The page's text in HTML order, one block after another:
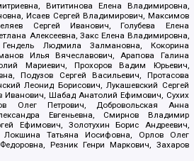
Вититинова Елена Владимировна,
Исаев Сергей Владимирович, Максимов
Сергей Иванович, Голубева Елена
Алексеевна, Закс Елена Владимировна,
Людмила Залмановна, Кокорина
Илья Вячеславович, Арапова Галина
Мариевич, Прохоров Вадим Юрьевич,
Подузов Сергей Васильевич, Протасова
Леонид Борисович, Лукашевский Сергей
Иванович, Шабад Анатолий Ефимович, Сухих
Олег Петрович, Добровольская Анна
Евгеньевна, Смирнов Владимир
Ефимович, Золотухин Борис Андреевич,
Татьяна Иосифовна, Орлов Олег
Резник Генри Маркович, Захаров